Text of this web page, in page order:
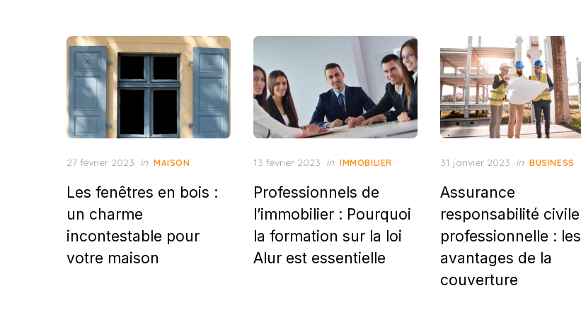
Posted
27 février 2023 in MAISON
Les fenêtres en bois :
un charme
incontestable pour
votre maison
Posted
13 février 2023 in IMMOBILIER
Professionnels de
l’immobilier : Pourquoi
la formation sur la loi
Alur est essentielle
Posted
31 janvier 2023 in BUSINESS
Assurance
responsabilité civile
professionnelle : les
avantages de la
couverture